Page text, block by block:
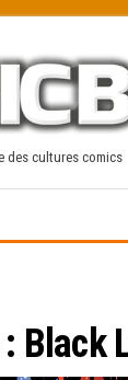
des cultures comics
Black